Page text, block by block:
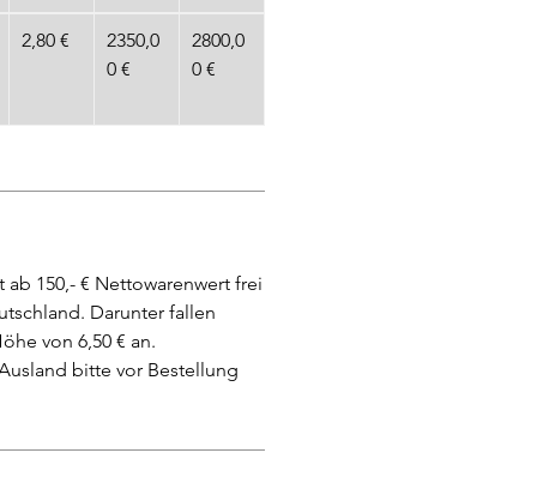
2,80 €
2350,0
0 €
2800,0
0 €
ab 150,- € Nettowarenwert frei
Darunter fallen
von 6,50 € an.
bitte vor Bestellung